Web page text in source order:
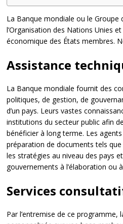
La Banque mondiale ou le
l’Organisation des Nations Unies
économique des États membres.
Assistance
La Banque mondiale fournit des
politiques, de gestion, de
d’un pays. Leurs vastes
institutions du secteur public afin
bénéficier à long terme. Les
préparation de documents tels
les stratégies au niveau des pays
gouvernements à l’élaboration ou
Services
Par l’entremise de ce